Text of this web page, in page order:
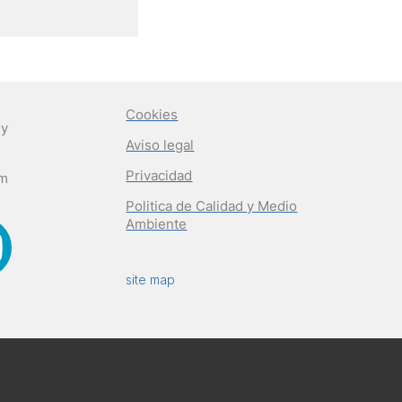
Cookies
Aviso legal
Privacidad
Politica de Calidad y Medio
Ambiente
site map